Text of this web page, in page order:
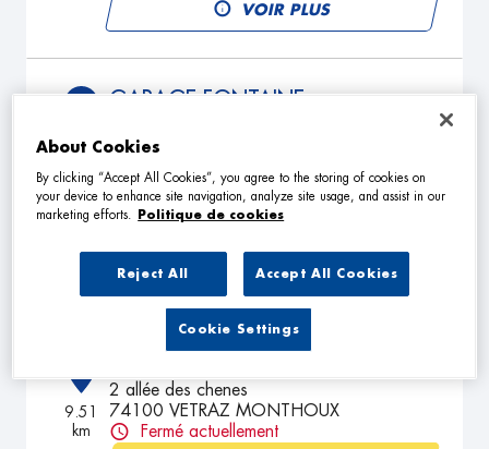
VOIR PLUS
7.98
km
GARAGE FONTAINE
74100 AMBILLY
Ouvert 07:30 - 12:00 et 14:00 -
18:00
TÉLÉPHONE
VOIR PLUS
9.51
km
2 allée des chenes
74100 VETRAZ MONTHOUX
Fermé actuellement
About Cookies
By clicking “Accept All Cookies”, you agree to the storing of cookies on
your device to enhance site navigation, analyze site usage, and assist in our
marketing efforts.
Politique de cookies
Reject All Accept All Cookies
Cookie Settings